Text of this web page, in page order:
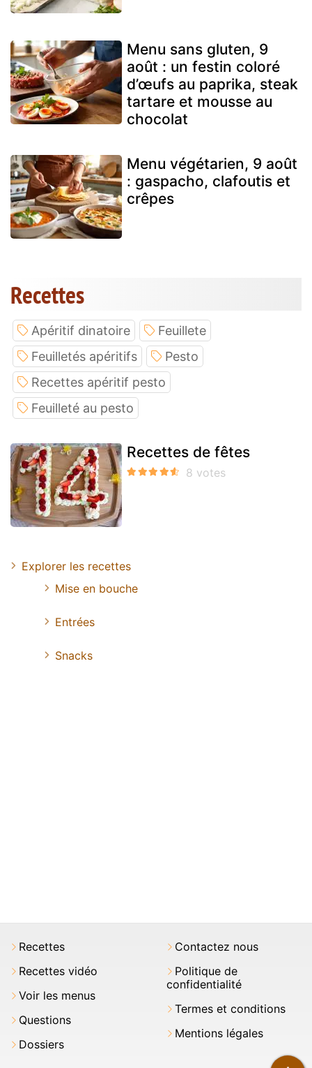
Menu sans gluten, 9
août : un festin coloré
d’œufs au paprika, steak
tartare et mousse au
chocolat
Menu végétarien, 9 août
: gaspacho, clafoutis et
crêpes
Recettes
Apéritif dinatoire
Feuillete
Feuilletés apéritifs
Pesto
Recettes apéritif pesto
Feuilleté au pesto
Recettes de fêtes
Explorer les recettes
Mise en bouche
Entrées
Snacks
Recettes
Recettes vidéo
Voir les menus
Questions
Dossiers
Contactez nous
Politique de
confidentialité
Termes et conditions
Mentions légales